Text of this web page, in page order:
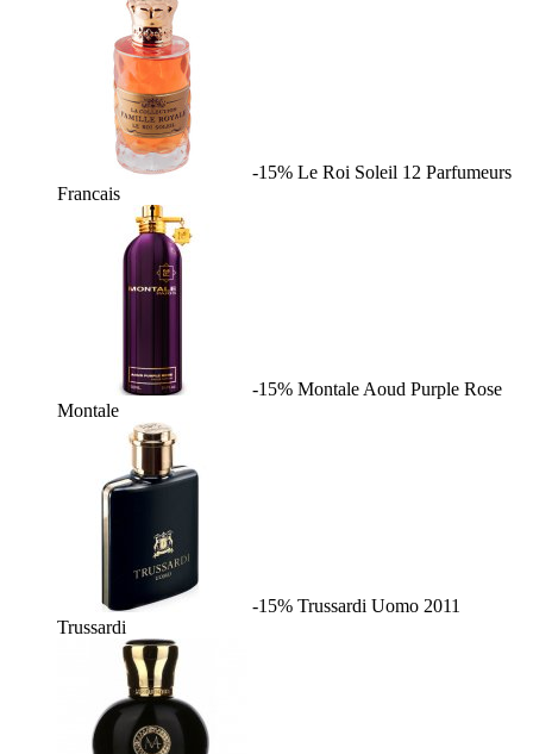
-15% Le Roi Soleil 12 Parfumeurs
Francais
-15% Montale Aoud Purple Rose
Montale
-15% Trussardi Uomo 2011
Trussardi